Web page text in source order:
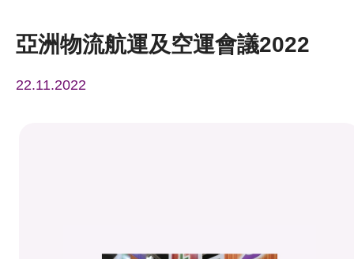
亞洲物流航運及空運會議2022
22.11.2022